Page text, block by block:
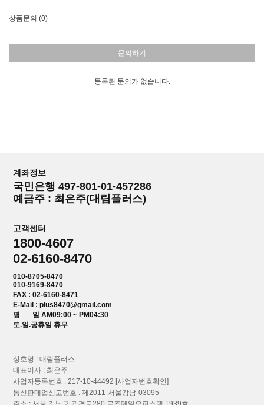
상품문의 (0)
문의하기
등록된 문의가 없습니다.
계좌정보
국민은행 497-801-01-457286
예금주 : 최은주(대림플러스)
고객센터
1800-4607
02-6160-8470
010-8705-8470
010-9169-8470
FAX : 02-6160-8471
E-Mail : plus8470@gmail.com
평 일 AM09:00 ~ PM04:30
토.일.공휴일 휴무
상호명 : 대림플러스
대표이사 : 최은주
사업자등록번호 : 217-10-44492 [사업자번호확인]
통신판매업신고번호 : 제2011-서울강남-03095